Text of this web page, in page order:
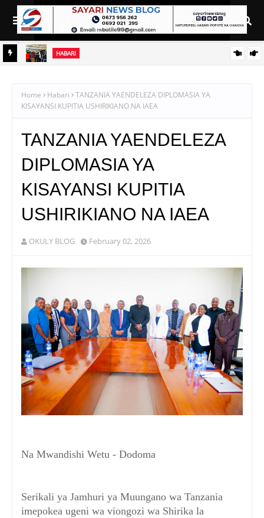
HABARI
Home Habari
TANZANIA YAENDELEZA DIPLOMASIA YA
KISAYANSI KUPITIA USHIRIKIANO NA IAEA
TANZANIA YAENDELEZA
DIPLOMASIA YA
KISAYANSI KUPITIA
USHIRIKIANO NA IAEA
OKULY BLOG February 02, 2026
Na Mwandishi Wetu - Dodoma
Serikali ya Jamhuri ya Muungano wa Tanzania
imepokea ugeni wa viongozi wa Shirika la